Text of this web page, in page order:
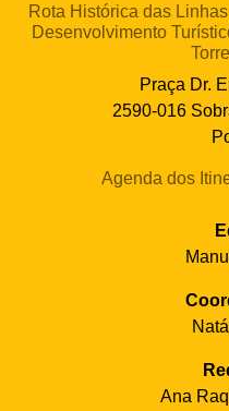
Rota Histórica das
Desenvolvimento
Praça Dr.
2590-016
Agenda dos
Ana